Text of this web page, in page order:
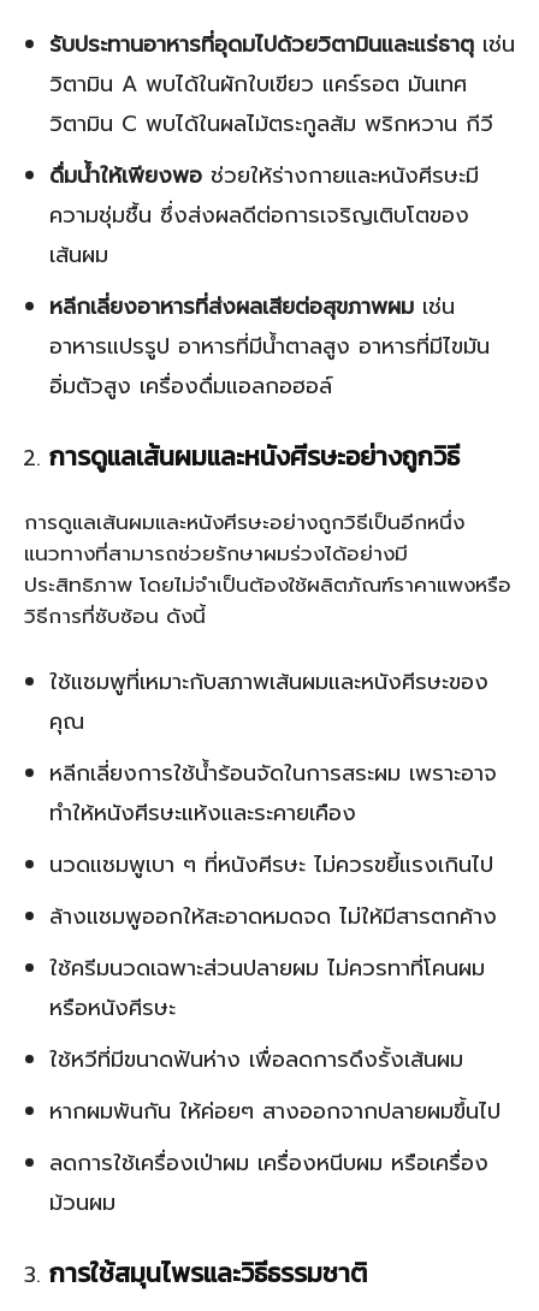
รับประทานอาหารที่อุดมไปด้วยวิตามินและแร่ธาตุ เช่น
วิตามิน A พบได้ในผักใบเขียว แคร์รอต มันเทศ
วิตามิน C พบได้ในผลไม้ตระกูลส้ม พริกหวาน กีวี
ดื่มน้ำให้เพียงพอ ช่วยให้ร่างกายและหนังศีรษะมี
ความชุ่มชื้น ซึ่งส่งผลดีต่อการเจริญเติบโตของ
เส้นผม
หลีกเลี่ยงอาหารที่ส่งผลเสียต่อสุขภาพผม เช่น
อาหารแปรรูป อาหารที่มีน้ำตาลสูง อาหารที่มีไขมัน
อิ่มตัวสูง เครื่องดื่มแอลกอฮอล์
การดูแลเส้นผมและหนังศีรษะอย่างถูกวิธี
การดูแลเส้นผมและหนังศีรษะอย่างถูกวิธีเป็นอีกหนึ่ง
แนวทางที่สามารถช่วยรักษาผมร่วงได้อย่างมี
ประสิทธิภาพ โดยไม่จำเป็นต้องใช้ผลิตภัณฑ์ราคาแพงหรือ
วิธีการที่ซับซ้อน ดังนี้
ใช้แชมพูที่เหมาะกับสภาพเส้นผมและหนังศีรษะของ
คุณ
หลีกเลี่ยงการใช้น้ำร้อนจัดในการสระผม เพราะอาจ
ทำให้หนังศีรษะแห้งและระคายเคือง
นวดแชมพูเบา ๆ ที่หนังศีรษะ ไม่ควรขยี้แรงเกินไป
ล้างแชมพูออกให้สะอาดหมดจด ไม่ให้มีสารตกค้าง
ใช้ครีมนวดเฉพาะส่วนปลายผม ไม่ควรทาที่โคนผม
หรือหนังศีรษะ
ใช้หวีที่มีขนาดฟันห่าง เพื่อลดการดึงรั้งเส้นผม
หากผมพันกัน ให้ค่อยๆ สางออกจากปลายผมขึ้นไป
ลดการใช้เครื่องเป่าผม เครื่องหนีบผม หรือเครื่อง
ม้วนผม
การใช้สมุนไพรและวิธีธรรมชาติ